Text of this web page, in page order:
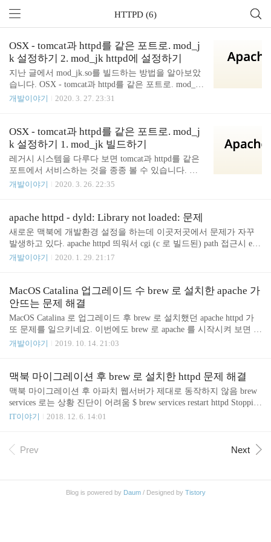
HTTPD (6)
OSX - tomcat과 httpd를 같은 포트로. mod_j
k 설정하기 2. mod_jk httpd에 설정하기
지난 글에서 mod_jk.so를 빌드하는 방법을 알아보았
습니다. OSX - tomcat과 httpd를 같은 포트로. mod_jk
설정하기 1. mod_jk 빌드하기 레거시 시스템을 다루
하는 걸 보기 어려워진 거 같네요. 이번 글에서는 mo
d_jk를 이용해서 tomcat과 http.. junho85.pe.kr 이번 글
에서는 지난번에 빌드한 mod_jk.so를 httpd에 설정해
서 tomcat과 연동해 보겠습니다. httpd의 기본 설정 파
일은 httpd.conf입니다. httpd.conf에 mod_jk 관련 설정
을 바로 넣을 수도 있지만 설정 파일을 분리해보겠습
개발이야기 2020. 3. 27. 23:31
OSX - tomcat과 httpd를 같은 포트로. mod_j
k 설정하기 1. mod_jk 빌드하기
레거시 시스템을 다루다 보면 tomcat과 httpd를 같은
포트에서 서비스하는 것을 종종 볼 수 있습니다. 요
즘은 이런 식으로 구성하는 걸 보기 어려워진 거 같
에서요. 일단 apache httpd와 tomcat은 설치되어 있다
고 가정하겠습니다. 저는 brew로 설치한 httpd와 압축
풀어서 설치한 tomcat을 사용하고 있습니다. httpd와 t
omcat을 연동하려면 mod_jk가 있어야 되는데요. htt
p://tomcat.apache.org/download-connectors.cgi에서 To
니다. brew로 설치할 수 있으면..
개발이야기 2020. 3. 26. 22:35
apache httpd - dyld: Library not loaded: 문제
새로운 맥북에 개발환경 설정을 하는데 이곳저곳에서 문제가 자꾸
발생하고 있다. apache httpd 띄워서 cgi (c 로 빌드된) path 접근시 err
or.log 에 dyld: Library not loaded: xxx.dylib 문제가 발생했다. 예전에
때문에 터미널에서 해당 cgi 를 직접 실행 시켰을때는 실행이 잘 되
었다. apache httpd config 의 SetEnv DYLD_LIBRARY_PATH 설정 Set
Env DYLD_LIBRARY_PATH /some/where/lib 이렇게 해 주면 httpd 에
서 cgi..
개발이야기 2020. 1. 29. 21:17
MacOS Catalina 업그레이드 수 brew 로 설치한 apache 가
안뜨는 문제 해결
MacOS Catalina 로 업그레이드 후 brew 로 설치했던 apache httpd 가
또 문제를 일으키네요. 이번에도 brew 로 apache 를 시작시켜 보면 잘
돌아 가는거 처럼 보이지만 실제로는 구동에 실패 하였습니다. $ bre
tarted `httpd` (label: homebrew.mxcl.httpd) 에러로그를 확인 해 봅니
다. $ tail -f /usr/local/var/log/httpd/error_log ... [Mon Oct..
개발이야기 2019. 10. 14. 21:03
맥북 마이그레이션 후 brew 로 설치한 httpd 문제 해결
맥북 마이그레이션 후 아파치 웹서버가 제대로 동작하지 않음 brew
services 로는 상황 진단이 어려움 $ brew services restart httpd Stopping
`httpd`... (might take a while) ==> Successfully stopped `httpd` (label: h
r/log/httpd/error_log 에도 로그가 안찍힌다. apachectl 로 시작 해 보면
IT이야기 2018. 12. 6. 14:01
Prev Next
Blog is powered by Daum/ Designed by Tistory